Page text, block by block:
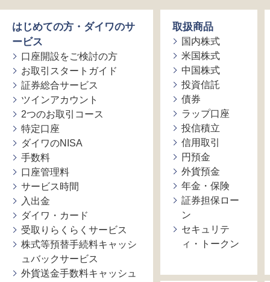
はじめての方・ダイワのサ
ービス
口座開設をご検討の方
お取引スタートガイド
証券総合サービス
ツインアカウント
2つのお取引コース
特定口座
ダイワのNISA
手数料
口座管理料
サービス時間
入出金
ダイワ・カード
受取りらくらくサービス
株式等預替手続料キャッシ
ュバックサービス
外貨送金手数料キャッシュ
取扱商品
国内株式
米国株式
中国株式
投資信託
債券
ラップ口座
投信積立
信用取引
円預金
外貨預金
年金・保険
証券担保ロー
ン
セキュリテ
ィ・トークン